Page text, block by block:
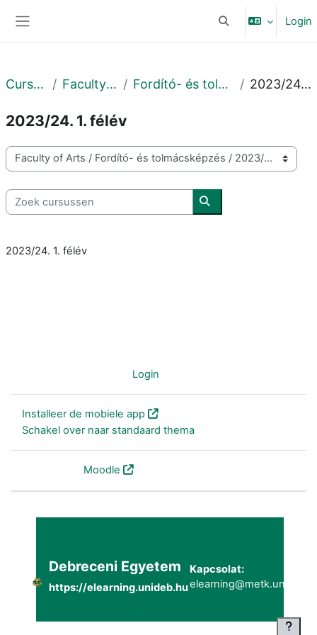
Schakel zoek invoer
Login
Cursussen Faculty of Arts Fordító- és tolmácsképzés 2023/24. 1. félév
2023/24. 1. félév
Cursuscategorieën
Zoek cursussen
Zoek cursussen
2023/24. 1. félév
Login
Installeer de mobiele app
Schakel over naar standaard thema
Moodle
Debreceni Egyetem
https://elearning.unideb.hu
Kapcsolat: